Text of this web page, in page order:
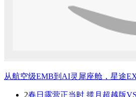
从航空级EMB到AI灵犀座舱，星途
2春日露营正当时 揽月超越版